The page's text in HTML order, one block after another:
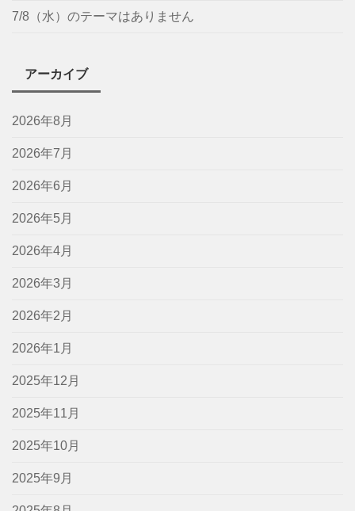
7/8（水）のテーマはありません
アーカイブ
2026年8月
2026年7月
2026年6月
2026年5月
2026年4月
2026年3月
2026年2月
2026年1月
2025年12月
2025年11月
2025年10月
2025年9月